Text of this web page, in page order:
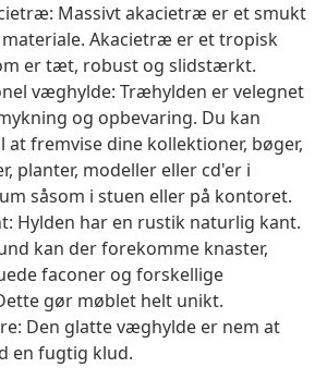
Massivt akacietræ er et smukt
Akacietræ er et tropisk
er tæt, robust og slidstærkt.
væghylde: Træhylden er velegnet
og opbevaring. Du kan
at fremvise dine kollektioner, bøger,
planter, modeller eller cd'er i
såsom i stuen eller på kontoret.
Hylden har en rustik naturlig kant.
kan der forekomme knaster,
faconer og forskellige
gør møblet helt unikt.
Den glatte væghylde er nem at
en fugtig klud.